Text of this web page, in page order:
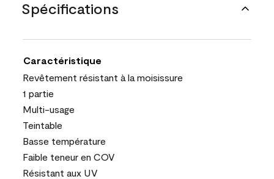
Spécifications
Caractéristique
Revêtement résistant à la moisissure
1 partie
Multi-usage
Teintable
Basse température
Faible teneur en COV
Résistant aux UV